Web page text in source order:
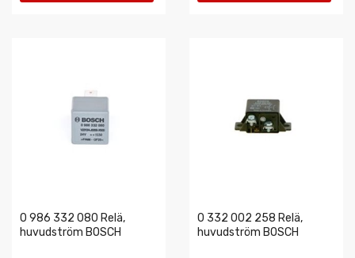
0 986 332 080 Relä,
huvudström BOSCH
0 332 002 258 Relä,
huvudström BOSCH